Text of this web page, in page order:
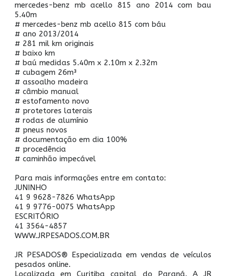
mercedes-benz mb acello 815 ano 2014 com bau
5.40m
# mercedes-benz mb acello 815 com báu
# ano 2013/2014
# 281 mil km originais
# baixo km
# baú medidas 5.40m x 2.10m x 2.32m
# cubagem 26m³
# assoalho madeira
# câmbio manual
# estofamento novo
# protetores laterais
# rodas de alumínio
# pneus novos
# documentação em dia 100%
# procedência
# caminhão impecável
Para mais informações entre em contato:
JUNINHO
41 9 9628-7826 WhatsApp
41 9 9776-0075 WhatsApp
ESCRITÓRIO
41 3564-4857
WWW.JRPESADOS.COM.BR
JR PESADOS® Especializada em vendas de veículos
pesados online.
Localizada em Curitiba capital do Paraná. A JR